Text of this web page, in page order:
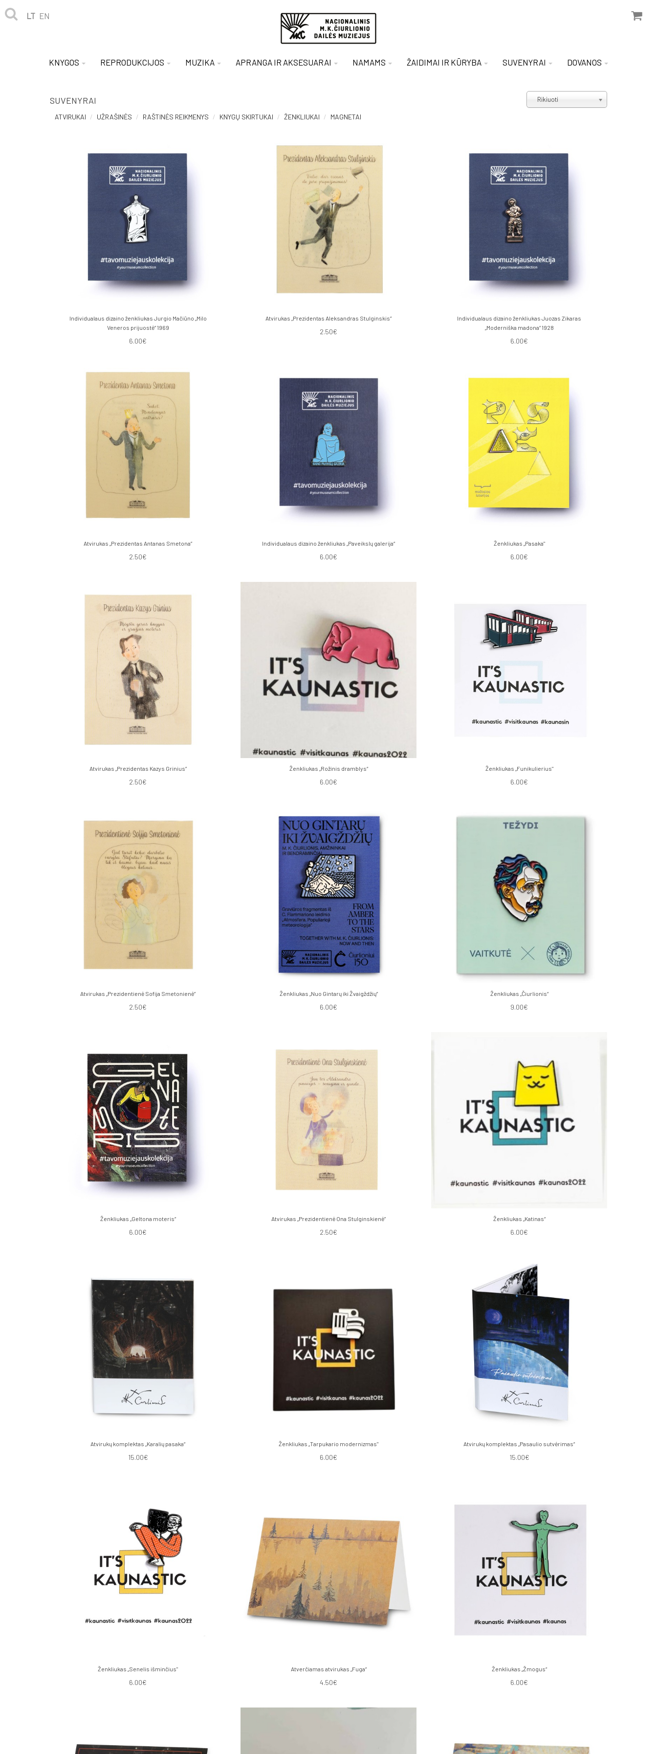
LT EN
KNYGOS REPRODUKCIJOS MUZIKA APRANGA IR AKSESUARAI NAMAMS ŽAIDIMAI IR KŪRYBA SUVENYRAI DOVANOS
SUVENYRAI Rikiuoti
ATVIRUKAI UŽRAŠINĖS RAŠTINĖS REIKMENYS KNYGŲ SKIRTUKAI ŽENKLIUKAI MAGNETAI
Individualaus dizaino ženkliukas Jurgio Mačiūno „Milo
Veneros prijuostė“ 1969
6.00€
Atvirukas „Prezidentas Aleksandras Stulginskis”
2.50€
Individualaus dizaino ženkliukas Juozas Zikaras
„Moderniška madona“ 1928
6.00€
Atvirukas „Prezidentas Antanas Smetona”
2.50€
Individualaus dizaino ženkliukas „Paveikslų galerija“
6.00€
Ženkliukas „Pasaka"
6.00€
Atvirukas „Prezidentas Kazys Grinius”
2.50€
Ženkliukas „Rožinis dramblys“
6.00€
Ženkliukas „Funikulierius"
6.00€
Atvirukas „Prezidentienė Sofija Smetonienė”
2.50€
Ženkliukas „Nuo Gintarų iki Žvaigždžių“
6.00€
Ženkliukas „Čiurlionis“
9.00€
Ženkliukas „Geltona moteris“
6.00€
Atvirukas „Prezidentienė Ona Stulginskienė”
2.50€
Ženkliukas „Katinas“
6.00€
Atvirukų komplektas „Karalių pasaka“
15.00€
Ženkliukas „Tarpukario modernizmas"
6.00€
Atvirukų komplektas „Pasaulio sutvėrimas“
15.00€
Ženkliukas „Senelis išminčius"
6.00€
Atverčiamas atvirukas „Fuga“
4.50€
Ženkliukas „Žmogus“
6.00€